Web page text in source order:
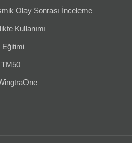
Olay Sonrası İnceleme
Kullanımı
Eğitimi